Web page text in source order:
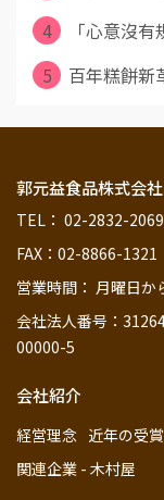
4
「心意沒
5
百年糕餅新
郭元益食品株式会社
TEL： 02-2832-2069
FAX：02-8866-1321
営業時間： 月曜日か
会社法人番号：
00000-5
会社紹介
経営理念 近年の受
関連企業 - 木村屋